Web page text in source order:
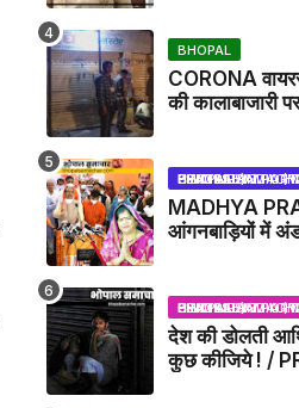
BHOPAL
CORONA
की कालाबाजारी
BHOPAL SAMACHAR | NO 1 HINDI NEWS PORTAL OF CENTRAL INDIA (MADHYA PRADESH)
MADHYA
आंगनबाड़ियों में
BHOPAL SAMACHAR | NO 1 HINDI NEWS PORTAL OF CENTRAL INDIA (MADHYA PRADESH)
देश की डोलती
कुछ कीजिये ! /